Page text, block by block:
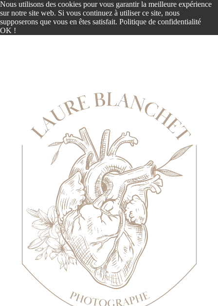
Nous utilisons des cookies pour vous garantir la meilleure expérience
sur notre site web. Si vous continuez à utiliser ce site, nous
supposerons que vous en êtes satisfait. Politique de confidentialité
OK !